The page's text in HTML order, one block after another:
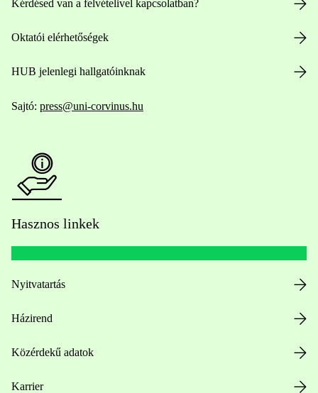
Kérdésed van a felvételivel kapcsolatban?
Oktatói elérhetőségek
HUB jelenlegi hallgatóinknak
Sajtó: press@uni-corvinus.hu
Hasznos linkek
Nyitvatartás
Házirend
Közérdekű adatok
Karrier